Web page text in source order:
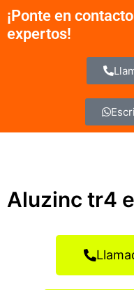
contenido
¡Ponte en
expertos!
Aluzinc tr4